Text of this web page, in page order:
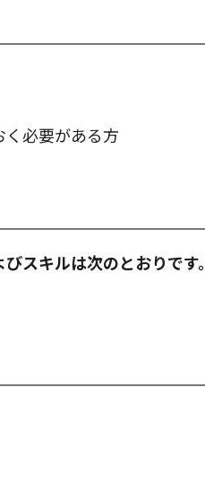
く必要がある方
スキルは次のとおりです。